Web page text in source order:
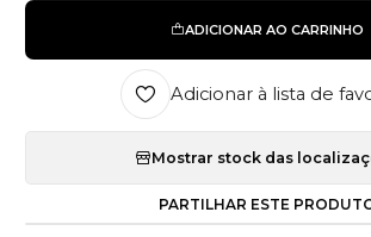
ADICIONAR AO CARRINHO
Adicionar à lista de
Mostrar stock das
PARTILHAR ESTE